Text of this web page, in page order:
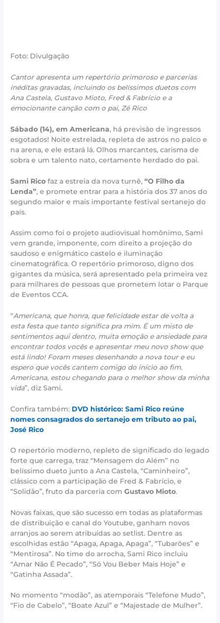
Foto: Divulgação
Cantor apresenta um repertório primoroso e parcerias
inéditas gravadas, incluindo os belíssimos duetos com
Ana Castela, Gustavo Mioto, Fred & Fabrício e a
emocionante canção com o pai, Zé Rico
Sábado (14), em Americana, há previsão de ingressos
esgotados! Noite estrelada, repleta de astros no palco e
na arena, e ele estará lá. Olhos marcantes, carisma de
sobra e um talento nato, certamente herdado do pai.
Sami Rico faz a estreia da nova turnê,“O Filho da
Lenda”, e promete entrar para a história dos 37 anos do
segundo maior e mais importante festival sertanejo do
país.
Assim como foi o projeto audiovisual homônimo, Sami
vem grande, imponente, com direito a projeção do
saudoso e enigmático castelo e iluminação
cinematográfica. O repertório primoroso, digno dos
gigantes da música, será apresentado pela primeira vez
para milhares de pessoas que prometem lotar o Parque
de Eventos CCA.
“Americana, que honra, que felicidade estar de volta a
esta festa que tanto significa pra mim. É um misto de
sentimentos aqui dentro, muita emoção e ansiedade para
encontrar todos vocês e apresentar meu novo show que
está lindo! Foram meses desenhando a nova tour e eu
espero que vocês cantem comigo do início ao fim.
Americana, estou chegando para o melhor show da minha
vida”, diz Sami.
Confira também: DVD histórico: Sami Rico reúne
nomes consagrados do sertanejo em tributo ao pai,
José Rico
O repertório moderno, repleto de significado do legado
forte que carrega, traz “Mensagem do Além” no
belíssimo dueto junto a Ana Castela, “Caminheiro”,
clássico com a participação de Fred & Fabrício, e
“Solidão”, fruto da parceria comGustavo Mioto.
Novas faixas, que são sucesso em todas as plataformas
de distribuição e canal do Youtube, ganham novos
arranjos ao serem atribuídas ao setlist. Dentre as
escolhidas estão “Apaga, Apaga, Apaga”, “Tubarões” e
“Mentirosa”. No time do arrocha, Sami Rico incluiu
“Amar Não É Pecado”, “Só Vou Beber Mais Hoje” e
“Gatinha Assada”.
No momento “modão”, as atemporais “Telefone Mudo”,
“Fio de Cabelo”, “Boate Azul” e “Majestade de Mulher”.